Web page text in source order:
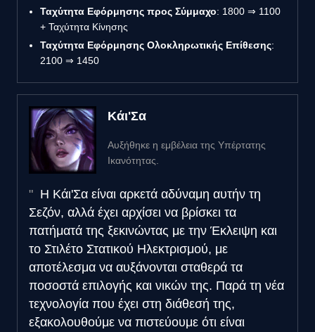
Ταχύτητα Εφόρμησης προς Σύμμαχο: 1800 ⇒ 1100
+ Ταχύτητα Κίνησης
Ταχύτητα Εφόρμησης Ολοκληρωτικής Επίθεσης:
2100 ⇒ 1450
Κάι'Σα
Αυξήθηκε η εμβέλεια της Υπέρτατης
Ικανότητας.
Η Κάι'Σα είναι αρκετά αδύναμη αυτήν τη
Σεζόν, αλλά έχει αρχίσει να βρίσκει τα
πατήματά της ξεκινώντας με την Έκλειψη και
το Στιλέτο Στατικού Ηλεκτρισμού, με
αποτέλεσμα να αυξάνονται σταθερά τα
ποσοστά επιλογής και νικών της. Παρά τη νέα
τεχνολογία που έχει στη διάθεσή της,
εξακολουθούμε να πιστεύουμε ότι είναι